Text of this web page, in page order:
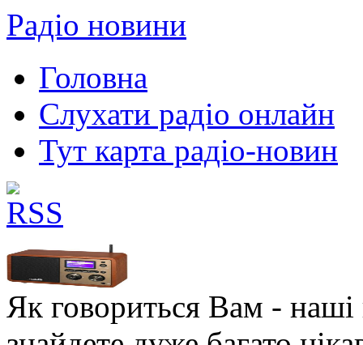
Радіо новини
Головна
Слухати радіо онлайн
Тут карта радіо-новин
Як говориться Вам - наші